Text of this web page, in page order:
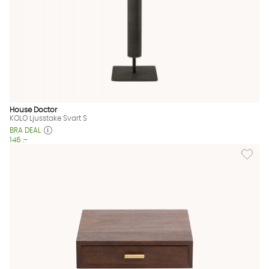
House Doctor
KOLO Ljusstake Svart S
BRA DEAL
146 :-
Lägg